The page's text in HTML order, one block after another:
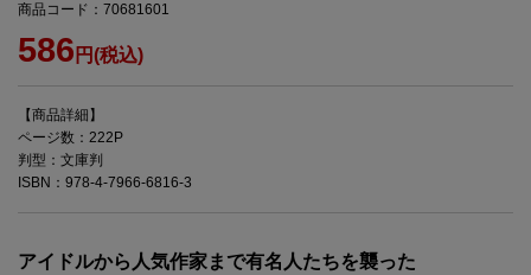
商品コード：70681601
586 円(税込)
【商品詳細】
ページ数：222P
判型：文庫判
ISBN：978-4-7966-6816-3
アイドルから人気作家まで有名人たちを襲った